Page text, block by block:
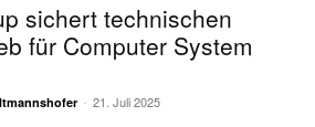
sichert technischen
für Computer System
- 21. Juli 2025